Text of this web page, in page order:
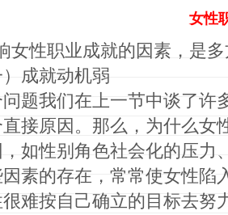
女性
女性职业成就的因素，是
）成就动机弱
题我们在上一节中谈了许
直接原因。那么，为什么女
，如性别角色社会化的压力
素的存在，常常使女性陷
难按自己确立的目标去努